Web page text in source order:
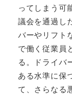
ってしまう可
議会を通過し
バーやリフト
で働く従業員
る。ドライバ
ある水準に保
て、さらなる